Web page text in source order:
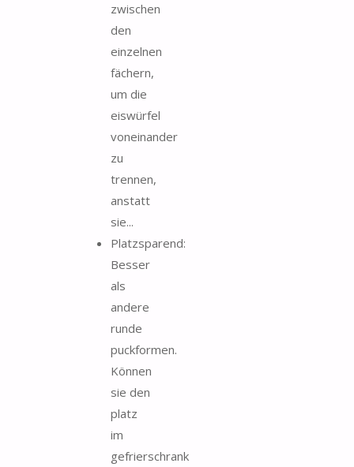
zwischen
den
einzelnen
fächern,
um die
eiswürfel
voneinander
zu
trennen,
anstatt
sie...
Platzsparend:
Besser
als
andere
runde
puckformen.
Können
sie den
platz
im
gefrierschrank